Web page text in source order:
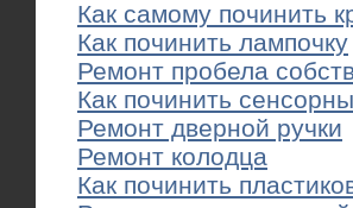
Как самому починить
Как починить лампочку
Ремонт пробела
Как починить
Ремонт дверной ручки
Ремонт колодца
Как починить